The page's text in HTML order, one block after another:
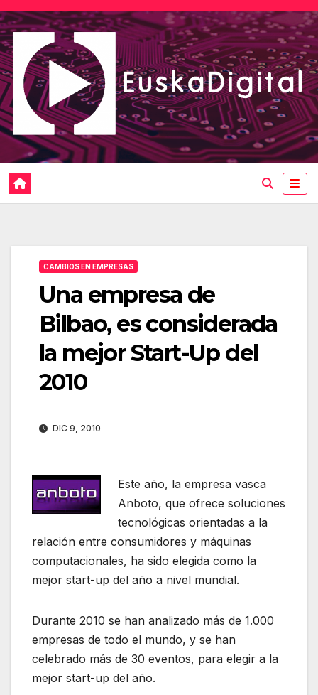
Saltar
al
contenido
CAMBIOS EN EMPRESAS
Una empresa de
Bilbao, es considerada
la mejor Start-Up del
2010
DIC 9, 2010
Este año, la empresa vasca
Anboto, que ofrece soluciones
tecnológicas orientadas a la
relación entre consumidores y máquinas
computacionales, ha sido elegida como la
mejor start-up del año a nivel mundial.
Durante 2010 se han analizado más de 1.000
empresas de todo el mundo, y se han
celebrado más de 30 eventos, para elegir a la
mejor start-up del año.